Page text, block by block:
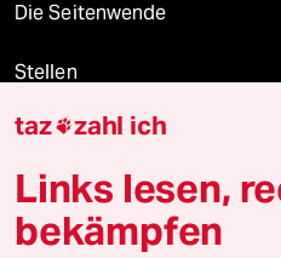
Die Seitenwende
Stellen
Presse
Unterstützen
taz zahl ich
Links lesen,
bekämpfen